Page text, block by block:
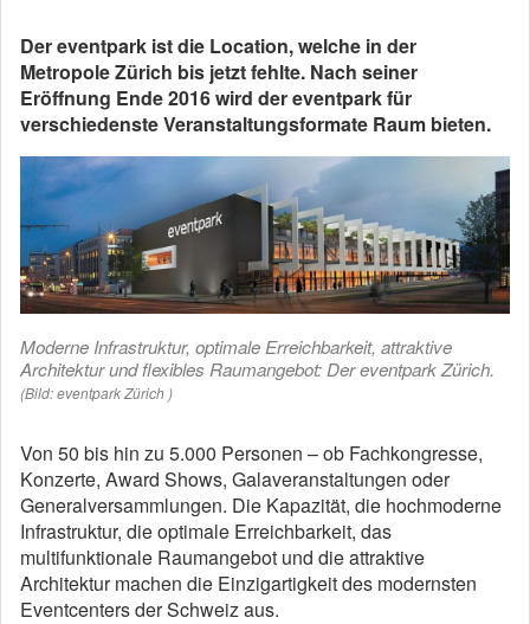
Der eventpark ist die Location, welche in der
Metropole Zürich bis jetzt fehlte. Nach seiner
Eröffnung Ende 2016 wird der eventpark für
verschiedenste Veranstaltungsformate Raum bieten.
Moderne Infrastruktur, optimale Erreichbarkeit, attraktive
Architektur und flexibles Raumangebot: Der eventpark Zürich.
(Bild: eventpark Zürich )
Von 50 bis hin zu 5.000 Personen – ob Fachkongresse,
Konzerte, Award Shows, Galaveranstaltungen oder
Generalversammlungen. Die Kapazität, die hochmoderne
Infrastruktur, die optimale Erreichbarkeit, das
multifunktionale Raumangebot und die attraktive
Architektur machen die Einzigartigkeit des modernsten
Eventcenters der Schweiz aus.